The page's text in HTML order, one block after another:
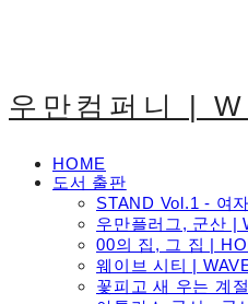
우만컴퍼니 |
HOME
도서 출판
STAND Vol.1 - 여
우만플러그, 군산 |
00의 집, 그 집 |
웨이브 시티 |
꽃피고 새 우는 계